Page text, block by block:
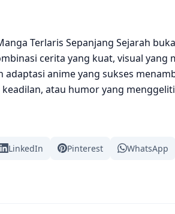
Terlaris Sepanjang Sejarah
cerita yang kuat, visual yang
adaptasi anime yang sukses
atau humor yang
LinkedIn Pinterest WhatsApp